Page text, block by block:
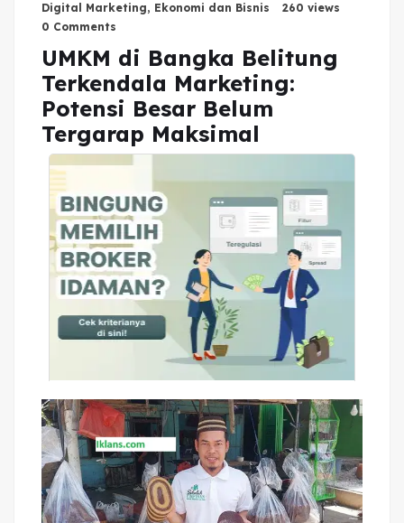
Digital Marketing, Ekonomi dan Bisnis
260 views
0 Comments
UMKM di Bangka Belitung
Terkendala Marketing:
Potensi Besar Belum
Tergarap Maksimal